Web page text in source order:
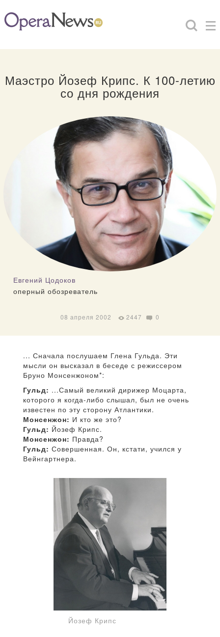
Маэстро Йозеф Крипс. К 100-летию
со дня рождения
Евгений Цодоков
оперный обозреватель
08 апреля 2002 2447 0
... Сначала послушаем Глена Гульда. Эти
мысли он высказал в беседе с режиссером
Бруно Монсенжоном*:
Гульд: ...Самый великий дирижер Моцарта,
которого я когда-либо слышал, был не очень
известен по эту сторону Атлантики.
Монсенжон: И кто же это?
Гульд: Йозеф Крипс.
Монсенжон: Правда?
Гульд: Совершенная. Он, кстати, учился у
Вейнгартнера.
Йозеф Крипс